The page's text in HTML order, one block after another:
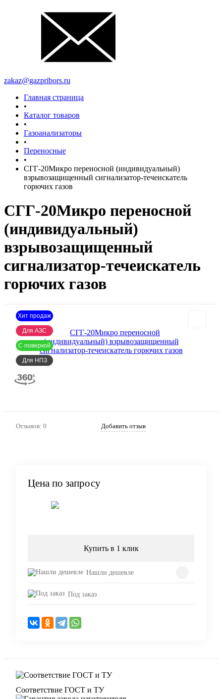
zakaz@gazpribors.ru
Главная страница
•
Каталог товаров
•
Газоанализаторы
•
Переносные
•
СГГ-20Микро переносной (индивидуальный)
взрывозащищенный сигнализатор-течеискатель
горючих газов
СГГ-20Микро переносной
(индивидуальный)
взрывозащищенный
сигнализатор-течеискатель
горючих газов
Хит продаж
Для АЗС
С поверкой
Для НПЗ
Отзывов: 0 Добавить отзыв
Цена по запросу
Купить в 1 клик
Нашли дешевле
Под заказ
Соответствие ГОСТ и ТУ